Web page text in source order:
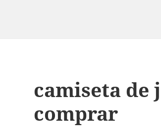
camiseta de
comprar